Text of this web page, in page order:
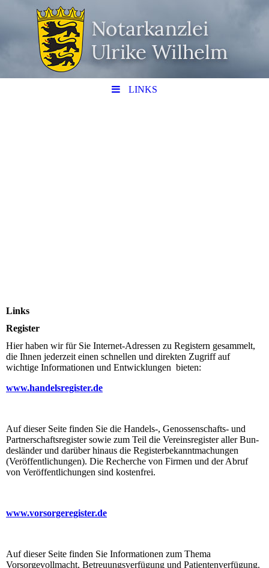
LINKS
Links
Register
Hier haben wir für Sie Internet-Adressen zu Registern gesammelt,
die Ihnen jederzeit einen schnellen und direkten Zugriff auf
wichtige Informationen und Entwicklungen bieten:
www.handelsregister.de
Auf dieser Seite finden Sie die Handels-, Ge­nos­sen­schafts- und
Partnerschaftsregister so­wie zum Teil die Vereinsregister aller Bun­
des­länder und darüber hinaus die Register­be­kannt­machungen
(Veröf­fent­li­chun­gen). Die Recherche von Firmen und der Abruf
von Ver­öffentlichungen sind kostenfrei.
www.vorsorgeregister.de
Auf dieser Seite finden Sie Informationen zum Thema
Vorsorgevollmacht, Betreuungs­verfü­gung und Patientenverfügung.